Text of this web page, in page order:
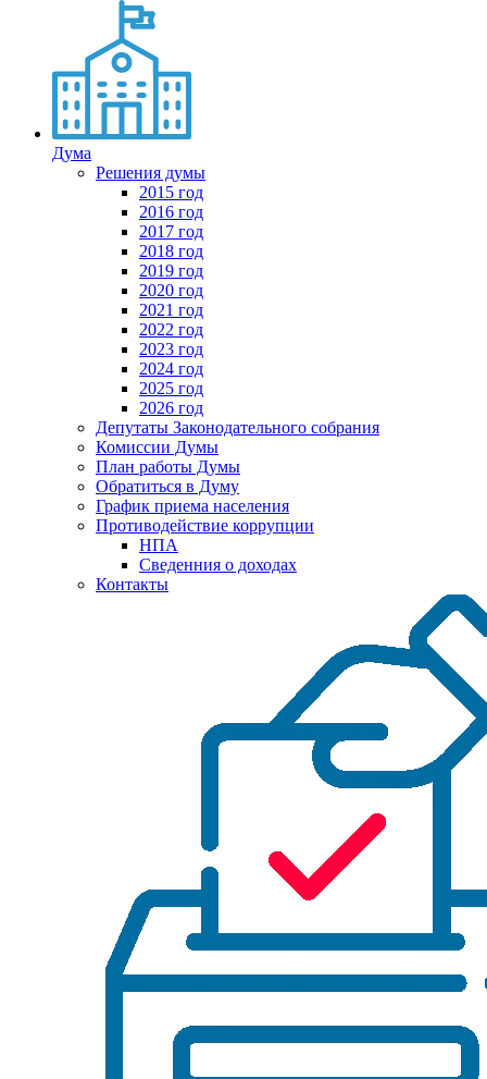
Дума
Решения думы
2015 год
2016 год
2017 год
2018 год
2019 год
2020 год
2021 год
2022 год
2023 год
2024 год
2025 год
2026 год
Депутаты Законодательного собрания
Комиссии Думы
План работы Думы
Обратиться в Думу
График приема населения
Противодействие коррупции
НПА
Сведенния о доходах
Контакты